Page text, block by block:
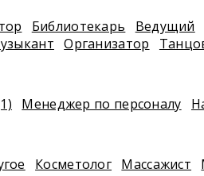
Библиотекарь Ведущий
Организатор
Менеджер по персоналу
Косметолог Массажист